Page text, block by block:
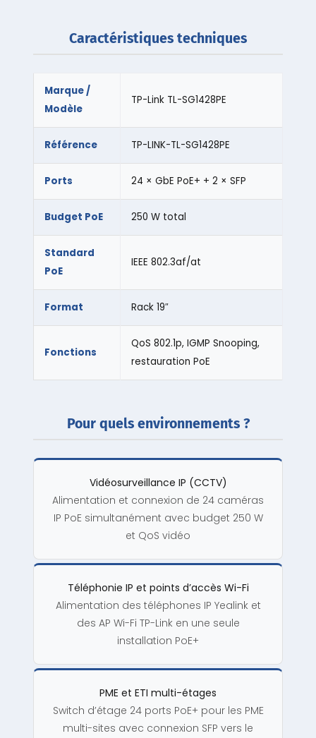
Caractéristiques techniques
Marque /
Modèle
TP-Link TL-SG1428PE
Référence TP-LINK-TL-SG1428PE
Ports 24 × GbE PoE+ + 2 × SFP
Budget PoE 250 W total
Standard
PoE
IEEE 802.3af/at
Format Rack 19″
Fonctions
QoS 802.1p, IGMP Snooping,
restauration PoE
Pour quels environnements ?
Vidéosurveillance IP (CCTV)
Alimentation et connexion de 24 caméras
IP PoE simultanément avec budget 250 W
et QoS vidéo
Téléphonie IP et points d’accès Wi-Fi
Alimentation des téléphones IP Yealink et
des AP Wi-Fi TP-Link en une seule
installation PoE+
PME et ETI multi-étages
Switch d’étage 24 ports PoE+ pour les PME
multi-sites avec connexion SFP vers le